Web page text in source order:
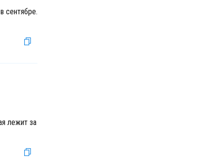
сентябре.
лежит за